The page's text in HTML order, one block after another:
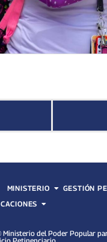
MINISTERIO GESTIÓN
Ministerio del Poder Popular